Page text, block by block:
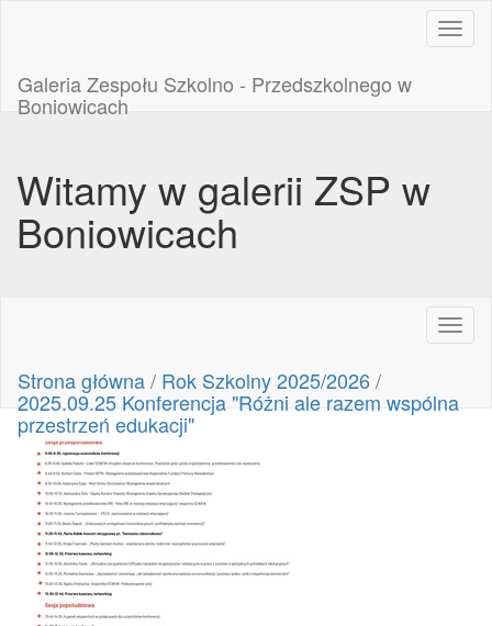
Galeria Zespołu Szkolno - Przedszkolnego w
Boniowicach
Witamy w galerii ZSP w
Boniowicach
Strona główna/ Rok Szkolny 2025/2026/
2025.09.25 Konferencja "Różni ale razem wspólna
przestrzeń edukacji"